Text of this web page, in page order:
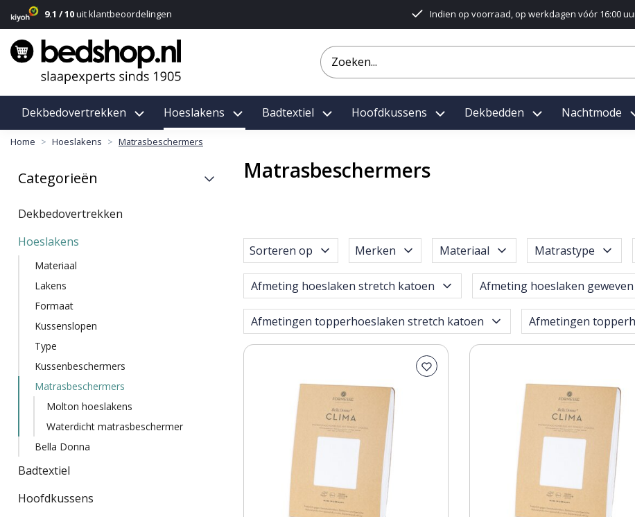
9.1 / 10uit klantbeoordelingen Indien op voorraad, op werkdagen vóór 16:00
Dekbedovertrekken Hoeslakens Badtextiel Hoofdkussens Dekbedden Nachtmode
Home Hoeslakens Matrasbeschermers
Categorieën
Dekbedovertrekken
Hoeslakens
Materiaal
Lakens
Formaat
Kussenslopen
Type
Kussenbeschermers
Matrasbeschermers
Molton hoeslakens
Waterdicht matrasbeschermer
Bella Donna
Badtextiel
Hoofdkussens
Matrasbeschermers
Sorteren op Merken Materiaal Matrastype
Afmeting hoeslaken stretch katoen Afmeting hoeslaken
Afmetingen topperhoeslaken stretch katoen Afmetingen